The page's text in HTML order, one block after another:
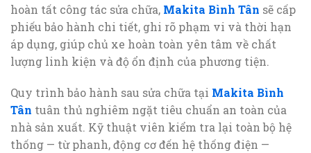
hoàn tất công tác sửa chữa, Makita Bình Tân sẽ cấp
phiếu bảo hành chi tiết, ghi rõ phạm vi và thời hạn
áp dụng, giúp chủ xe hoàn toàn yên tâm về chất
lượng linh kiện và độ ổn định của phương tiện.
Quy trình bảo hành sau sửa chữa tại Makita Bình
Tân tuân thủ nghiêm ngặt tiêu chuẩn an toàn của
nhà sản xuất. Kỹ thuật viên kiểm tra lại toàn bộ hệ
thống — từ phanh, động cơ đến hệ thống điện —